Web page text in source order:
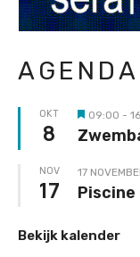
AGENDA
OKT
8 Uitgelicht
09:00 -
NOV
17
17
Piscine
Bekijk kalender